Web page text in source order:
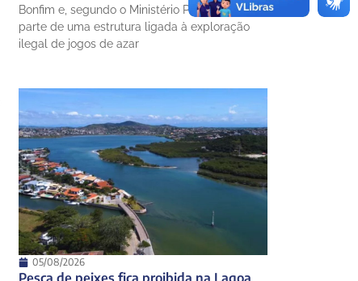
Bonfim e, segundo o Ministério Público, faria
parte de uma estrutura ligada à exploração
ilegal de jogos de azar
05/08/2026
Pesca de peixes fica proibida na Lagoa